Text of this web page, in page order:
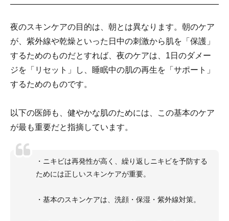
夜のスキンケアの目的は、朝とは異なります。朝のケア
が、紫外線や乾燥といった日中の刺激から肌を「保護」
するためのものだとすれば、夜のケアは、1日のダメー
ジを「リセット」し、睡眠中の肌の再生を「サポート」
するためのものです。
以下の医師も、健やかな肌のためには、この基本のケア
が最も重要だと指摘しています。
・ニキビは再発性が高く、繰り返しニキビを予防する
ためには正しいスキンケアが重要。
・基本のスキンケアは、洗顔・保湿・紫外線対策。